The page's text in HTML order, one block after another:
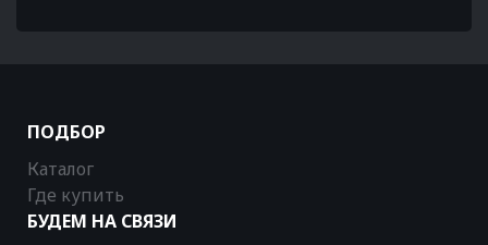
ПОДБОР
Каталог
Где купить
БУДЕМ НА СВЯЗИ